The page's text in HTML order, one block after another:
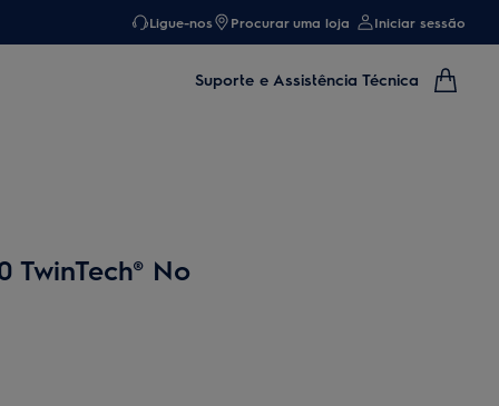
Ligue-nos Procurar uma loja Iniciar sessão
Suporte e Assistência Técnica
TwinTech® No